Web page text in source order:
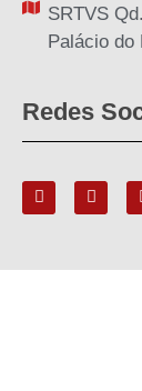
SRTVS
Palácio do
Redes